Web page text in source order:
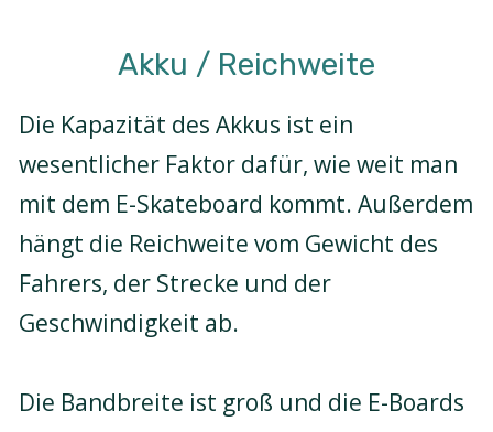
Akku / Reichweite
Die Kapazität des Akkus ist ein
wesentlicher Faktor dafür, wie weit man
mit dem E-Skateboard kommt. Außerdem
hängt die Reichweite vom Gewicht des
Fahrers, der Strecke und der
Geschwindigkeit ab.
Die Bandbreite ist groß und die E-Boards